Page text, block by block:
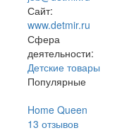
Сайт:
www.detmir.ru
Сфера
деятельности:
Детские товары
Популярные
Home Queen
13 отзывов